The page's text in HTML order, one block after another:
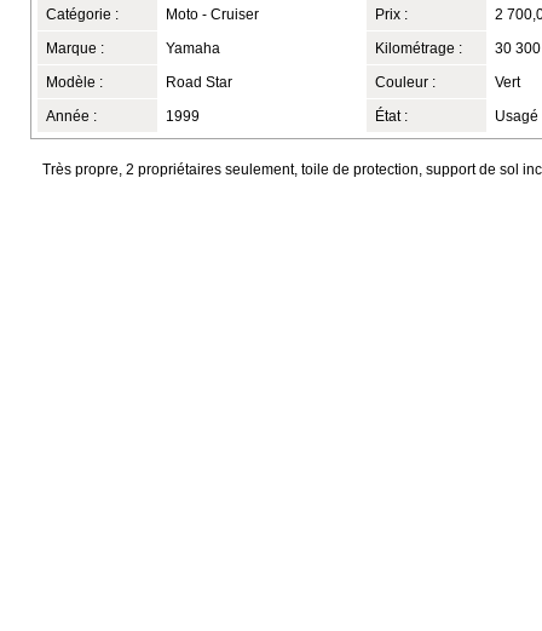
Catégorie : Moto - Cruiser
Marque : Yamaha
Modèle : Road Star
Année : 1999
Prix : 2
Kilométrage : 30
Couleur : Vert
État : Usagé
Très propre, 2 propriétaires seulement, toile de protection, support de sol